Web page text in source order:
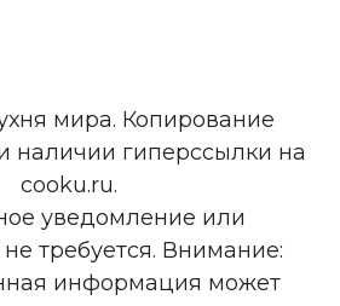
мира. Копирование
наличии гиперссылки на
cooku.ru.
уведомление или
требуется. Внимание:
информация может